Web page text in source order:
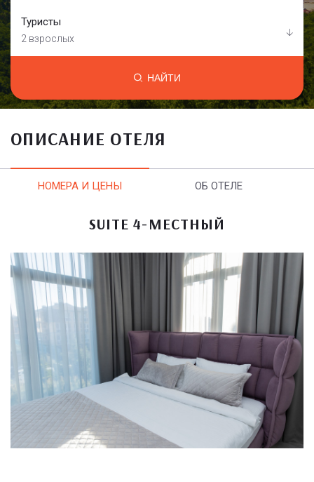
Туристы
2 взрослых
НАЙТИ
ОПИСАНИЕ ОТЕЛЯ
НОМЕРА И ЦЕНЫ ОБ ОТЕЛЕ
SUITE 4-МЕСТНЫЙ